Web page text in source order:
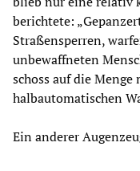
berichtete:
Straßensperren,
unbewaffneten
schoss auf die
halbautomatischen
Ein anderer